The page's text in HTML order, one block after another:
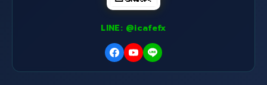
LINE: @icafefx